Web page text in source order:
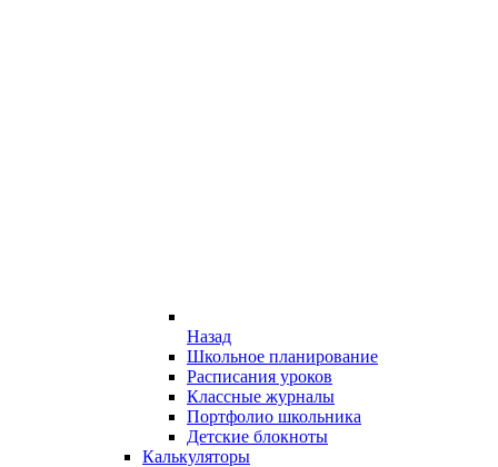
Назад
Школьное планирование
Расписания уроков
Классные журналы
Портфолио школьника
Детские блокноты
Калькуляторы